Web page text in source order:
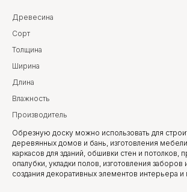
Древесина
Сорт
Толщина
Ширина
Длина
Влажность
Производитель
Обрезную доску можно использовать для
деревянных домов и бань, изготовления
каркасов для зданий, обшивки стен и потолков,
опалубки, укладки полов, изготовления
создания декоративных элементов интерьера и